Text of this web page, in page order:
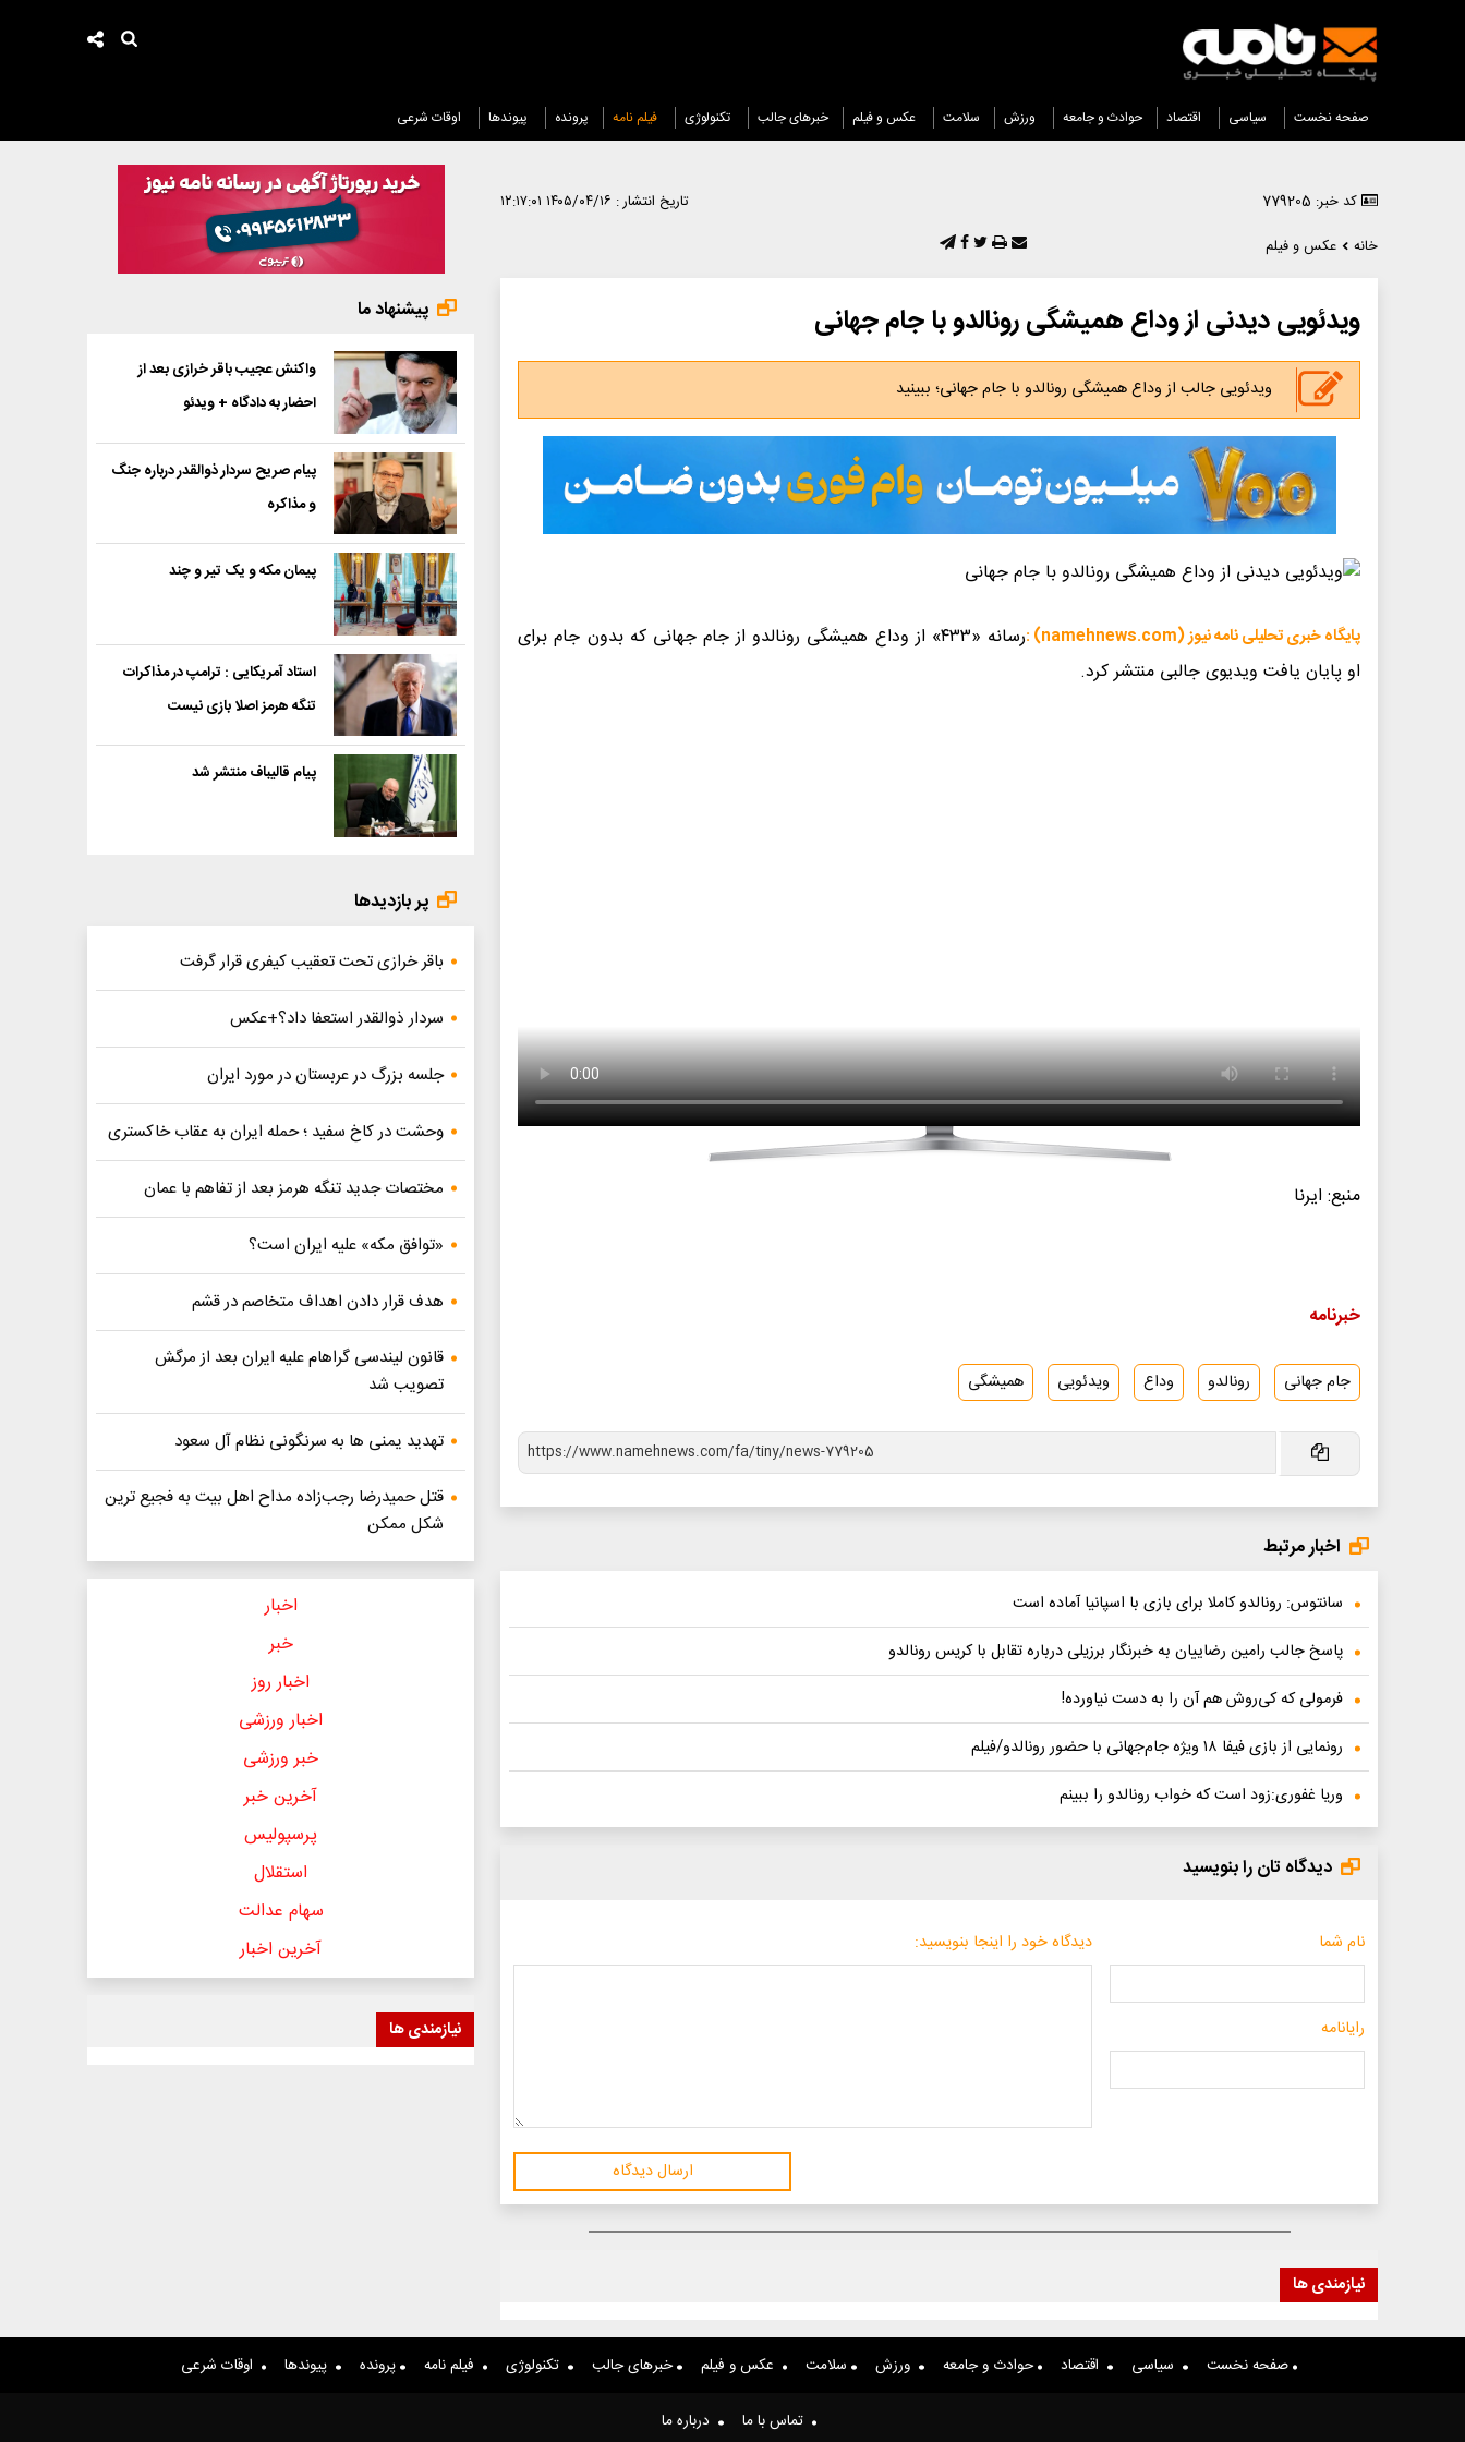
صفحه نخست سیاسی اقتصاد حوادث و جامعه ورزش سلامت عکس و فیلم خبرهای جالب تکنولوژی فیلم نامه پرونده پیوندها اوقات شرعی
کد خبر: 779205 تاریخ انتشار : ۱۴۰۵/۰۴/۱۶ ۱۲:۱۷:۰۱
خانه
عکس و فیلم
ویدئویی دیدنی از وداع همیشگی رونالدو با جام جهانی
ویدئویی جالب از وداع همیشگی رونالدو با جام جهانی؛ ببینید
پایگاه خبری تحلیلی نامه نیوز (namehnews.com) :
رسانه «۴۳۳» از وداع همیشگی رونالدو از جام جهانی که بدون جام برای
او پایان یافت ویدیوی جالبی منتشر کرد.
منبع: ایرنا
خبرنامه
جام جهانی رونالدو وداع ویدئویی همیشگی
اخبار مرتبط
سانتوس: رونالدو کاملا برای بازی با اسپانیا آماده است
پاسخ جالب رامین رضاییان به خبرنگار برزیلی درباره تقابل با کریس رونالدو
فرمولی که کی‌روش هم آن را به دست نیاورده!
رونمایی از بازی فیفا ۱۸ ویژه جام‌جهانی با حضور رونالدو/فیلم
وریا غفوری:زود است که خواب رونالدو را ببینم
دیدگاه تان را بنویسید
نام شما
رایانامه
دیدگاه خود را اینجا بنویسید:
ارسال دیدگاه
نیازمندی ها
پیشنهاد ما
واکنش عجیب باقر خرازی بعد از
احضار به دادگاه + ویدئو
پیام صریح سردار ذوالقدر درباره جنگ
و مذاکره
پیمان مکه و یک تیر و چند
استاد آمریکایی : ترامپ در مذاکرات
تنگه هرمز اصلا بازی نیست
پیام قالیباف منتشر شد
پر بازدیدها
باقر خرازی تحت تعقیب کیفری قرار گرفت
سردار ذوالقدر استعفا داد؟+عکس
جلسه بزرگ در عربستان در مورد ایران
وحشت در کاخ سفید ؛ حمله ایران به عقاب خاکستری
مختصات جدید تنگه هرمز بعد از تفاهم با عمان
«توافق مکه» علیه ایران است؟
هدف قرار دادن اهداف متخاصم در قشم
قانون لیندسی گراهام علیه ایران بعد از مرگش
تصویب شد
تهدید یمنی ها به سرنگونی نظام آل سعود
قتل حمیدرضا رجب‌زاده مداح اهل بیت به فجیع ترین
شکل ممکن
اخبار
خبر
اخبار روز
اخبار ورزشی
خبر ورزشی
آخرین خبر
پرسپولیس
استقلال
سهام عدالت
آخرین اخبار
نیازمندی ها
صفحه نخست سیاسی اقتصاد حوادث و جامعه ورزش سلامت عکس و فیلم خبرهای جالب تکنولوژی فیلم نامه پرونده پیوندها اوقات شرعی
تماس با ما درباره ما